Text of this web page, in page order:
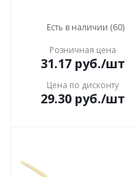
Есть в наличии (60)
Розничная цена
31.17руб./шт
Цена по дисконту
29.30руб./шт